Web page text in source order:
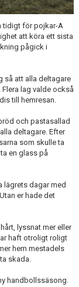
tidigt för pojkar-A
att köra ett sista
pågick i
så att alla deltagare
lag valde också
till hemresan.
och pastasallad
deltagare. Efter
som skulle ta
en glass på
lägrets dagar med
er hade det
lyssnat mer eller
haft otroligt roligt
hem mestadels
skada.
handbollssäsong.